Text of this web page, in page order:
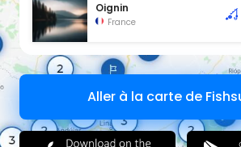
Oignin
France
Aller à la carte de